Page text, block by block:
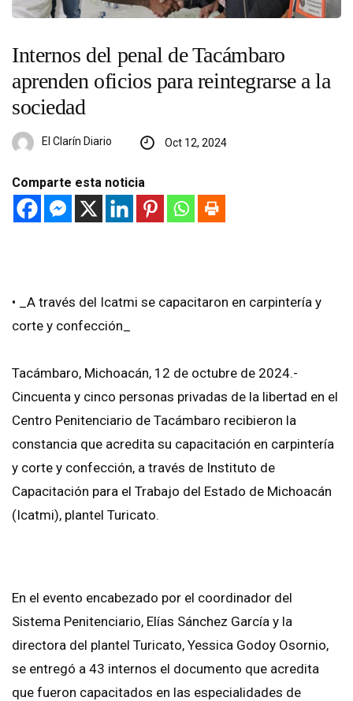
Internos del penal de Tacámbaro
aprenden oficios para reintegrarse a la
sociedad
El Clarín Diario Oct 12, 2024
Comparte esta noticia
• _A través del Icatmi se capacitaron en carpintería y
corte y confección_
Tacámbaro, Michoacán, 12 de octubre de 2024.-
Cincuenta y cinco personas privadas de la libertad en el
Centro Penitenciario de Tacámbaro recibieron la
constancia que acredita su capacitación en carpintería
y corte y confección, a través de Instituto de
Capacitación para el Trabajo del Estado de Michoacán
(Icatmi), plantel Turicato.
En el evento encabezado por el coordinador del
Sistema Penitenciario, Elías Sánchez García y la
directora del plantel Turicato, Yessica Godoy Osornio,
se entregó a 43 internos el documento que acredita
que fueron capacitados en las especialidades de